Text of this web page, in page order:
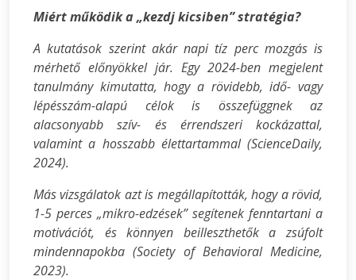
Miért működik a „kezdj kicsiben” stratégia?
A kutatások szerint akár napi tíz perc mozgás is
mérhető előnyökkel jár. Egy 2024-ben megjelent
tanulmány kimutatta, hogy a rövidebb, idő- vagy
lépésszám-alapú célok is összefüggnek az
alacsonyabb szív- és érrendszeri kockázattal,
valamint a hosszabb élettartammal (ScienceDaily,
2024).
Más vizsgálatok azt is megállapították, hogy a rövid,
1-5 perces „mikro-edzések” segítenek fenntartani a
motivációt, és könnyen beilleszthetők a zsúfolt
mindennapokba (Society of Behavioral Medicine,
2023).